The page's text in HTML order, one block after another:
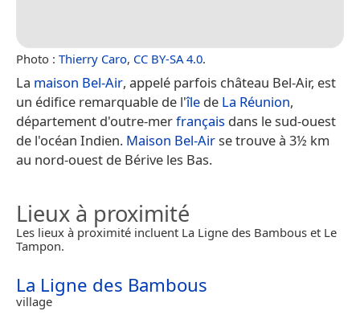
Photo : Thierry Caro, CC BY-SA 4.0.
La maison Bel-Air, appelé parfois château Bel-Air, est
un édifice remarquable de l'île de La Réunion,
département d'outre-merfrançais dans le sud-ouest
de l'océan Indien. Maison Bel-Airse trouve à 3½ km
au nord-ouest de Bérive les Bas.
Lieux à proximité
Les lieux à proximité incluent La Ligne des Bambous et Le
Tampon.
La Ligne des Bambous
village